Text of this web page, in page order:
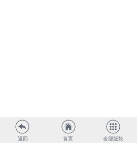
返回 首页 全部版块